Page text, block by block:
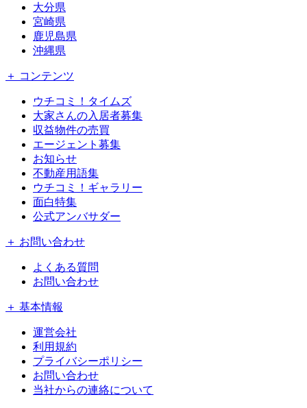
大分県
宮崎県
鹿児島県
沖縄県
＋ コンテンツ
ウチコミ！タイムズ
大家さんの入居者募集
収益物件の売買
エージェント募集
お知らせ
不動産用語集
ウチコミ！ギャラリー
面白特集
公式アンバサダー
＋ お問い合わせ
よくある質問
お問い合わせ
＋ 基本情報
運営会社
利用規約
プライバシーポリシー
お問い合わせ
当社からの連絡について